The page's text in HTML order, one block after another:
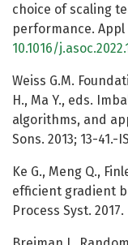
choice of scaling
performance. Appl
10.1016/
Weiss G.M.
H., Ma Y., eds.
algorithms, and
Sons. 2013; 13-41.-
Ke G., Meng Q.,
efficient gradient
Process Syst. 2017.